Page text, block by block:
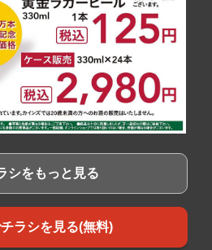
シをもっと見る
ラシを見る(無料)